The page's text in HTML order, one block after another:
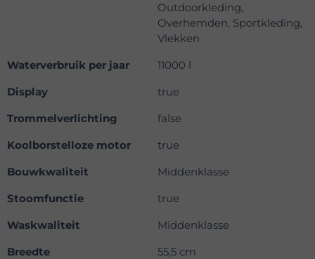
Outdoorkleding,
Overhemden, Sportkleding,
Vlekken
Waterverbruik per jaar
11000 l
Display
true
Trommelverlichting
false
Koolborstelloze motor
true
Bouwkwaliteit
Middenklasse
Stoomfunctie
true
Waskwaliteit
Middenklasse
Breedte
55,5 cm